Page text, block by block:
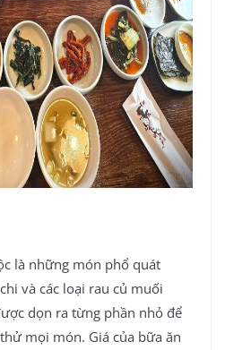
là những món phổ quát
và các loại rau củ muối
dọn ra từng phần nhỏ để
mọi món. Giá của bữa ăn